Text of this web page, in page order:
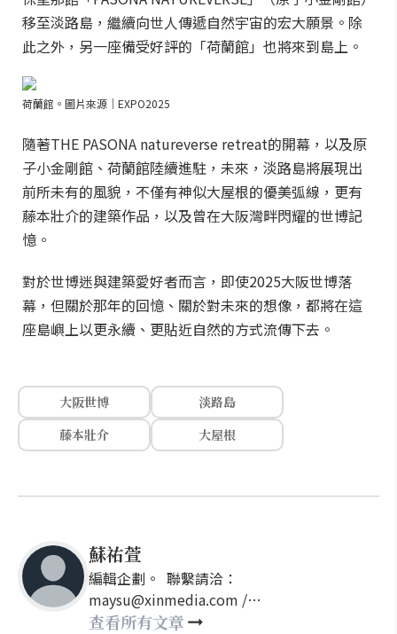
移至淡路島，繼續向世人傳遞自然宇宙的宏大願景。除
此之外，另一座備受好評的「荷蘭館」也將來到島上。
荷蘭館。圖片來源｜EXPO2025
隨著THE PASONA natureverse retreat的開幕，以及原
子小金剛館、荷蘭館陸續進駐，未來，淡路島將展現出
前所未有的風貌，不僅有神似大屋根的優美弧線，更有
藤本壯介的建築作品，以及曾在大阪灣畔閃耀的世博記
憶。
對於世博迷與建築愛好者而言，即使2025大阪世博落
幕，但關於那年的回憶、關於對未來的想像，都將在這
座島嶼上以更永續、更貼近自然的方式流傳下去。
大阪世博
淡路島
藤本壯介
大屋根
蘇祐萱
編輯企劃。 聯繫請洽：
maysu@xinmedia.com /
may860527@gmail.com
查看所有文章